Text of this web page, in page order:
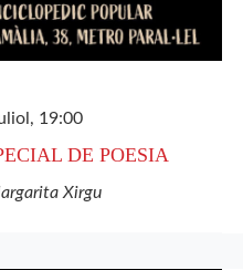
19:00
DE POESIA
Xirgu